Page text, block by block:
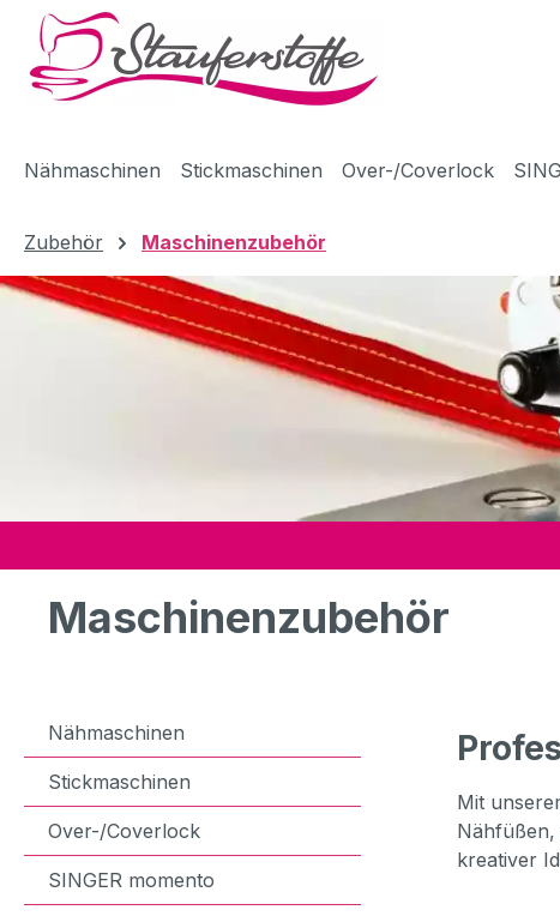
Hauptinhalt springen
Zur Suche springen
Zur Hauptnavigation springen
Nähmaschinen Stickmaschinen Over-/Coverlock
Zubehör Maschinenzubehör
Maschinenzubehör
Nähmaschinen
Stickmaschinen
Over-/Coverlock
SINGER momento
Mit
Nähfüßen,
kreativer